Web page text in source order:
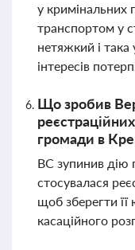
у кримінальних
транспортом у
нетяжкий і така
інтересів
Що зробив
громади в
ВС зупинив дію
стосувалася
щоб зберегти
касаційного